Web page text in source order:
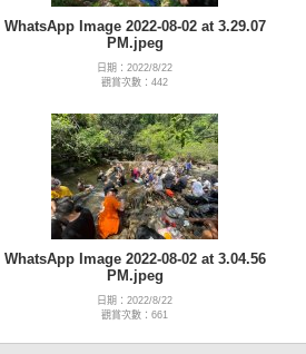
WhatsApp Image 2022-08-02 at 3.29.07
PM.jpeg
日期：2022/8/22
觀賞次數：442
WhatsApp Image 2022-08-02 at 3.04.56
PM.jpeg
日期：2022/8/22
觀賞次數：661